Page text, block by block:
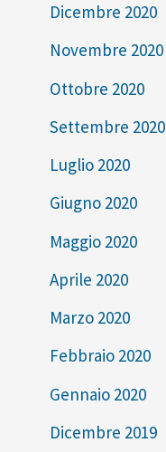
Dicembre 2020
Novembre 2020
Ottobre 2020
Settembre 2020
Luglio 2020
Giugno 2020
Maggio 2020
Aprile 2020
Marzo 2020
Febbraio 2020
Gennaio 2020
Dicembre 2019